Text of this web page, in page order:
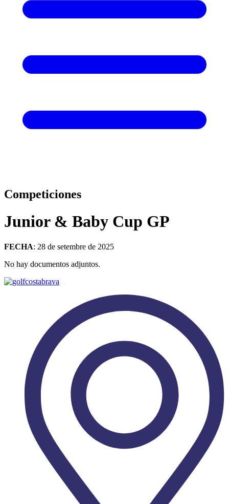
Competiciones
Junior & Baby Cup GP
FECHA: 28 de setembre de 2025
No hay documentos adjuntos.